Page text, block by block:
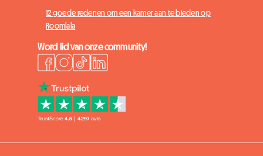
12 goede redenen om een kamer aan te bieden op
Roomlala
Word lid van onze community!